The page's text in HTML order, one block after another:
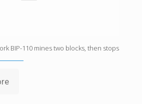
BIP-110 mines two blocks, then stops